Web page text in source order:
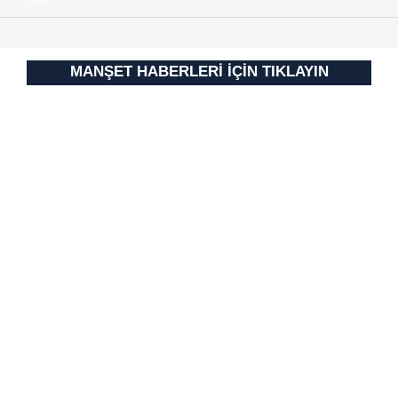
MANŞET HABERLERİ İÇİN TIKLAYIN